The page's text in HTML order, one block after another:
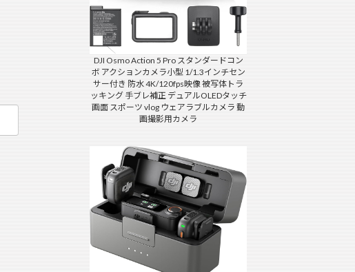
DJI Osmo Action 5 Pro スタンダードコン
ボ アクションカメラ小型 1/1.3インチセン
サー付き 防水 4K/120fps映像 被写体トラ
ッキング 手ブレ補正 デュアルOLEDタッチ
画面 スポーツ vlog ウェアラブルカメラ 動
画撮影用カメラ